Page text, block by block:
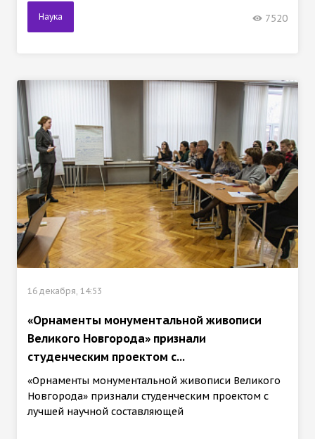
Наука 7520
16 декабря, 14:53
«Орнаменты монументальной живописи
Великого Новгорода» признали
студенческим проектом с...
«Орнаменты монументальной живописи Великого
Новгорода» признали студенческим проектом с
лучшей научной составляющей